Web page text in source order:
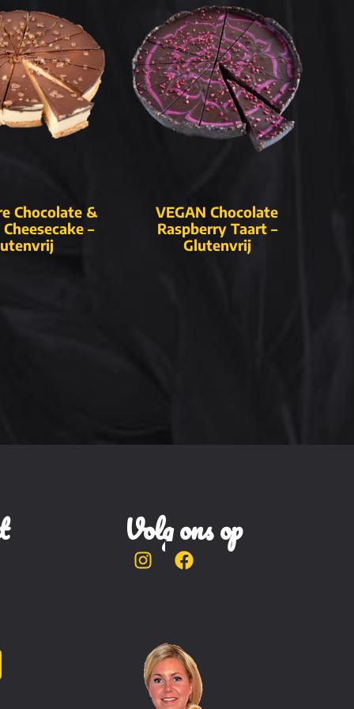
Chocolate &
–
VEGAN Chocolate
Raspberry Taart –
Glutenvrij
Volg ons op